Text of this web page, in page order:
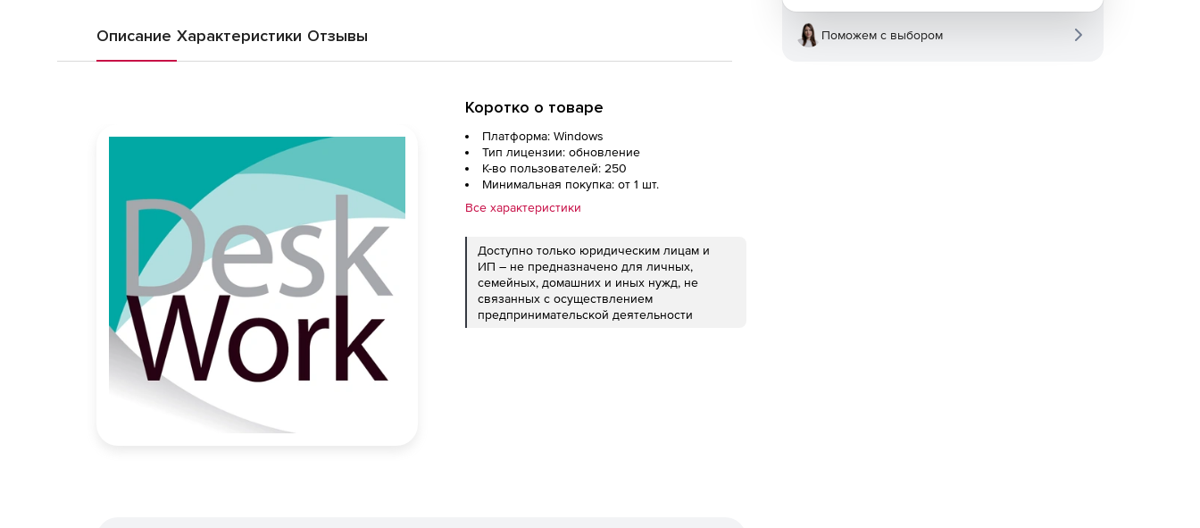
Описание Характеристики Отзывы
Коротко о товаре
Платформа: Windows
Тип лицензии: обновление
К-во пользователей: 250
Минимальная покупка: от 1 шт.
Все характеристики
Доступно только юридическим лицам и
ИП – не предназначено для личных,
семейных, домашних и иных нужд, не
связанных с осуществлением
предпринимательской деятельности
Поможем с выбором